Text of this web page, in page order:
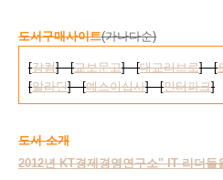
도서구매사이트(가나다순)
[강컴] [교보문고] [대교리브로] [
[알라딘] [예스이십사] [인터파크]
도서 소개
2012년 KT경제경영연구소" IT 리더